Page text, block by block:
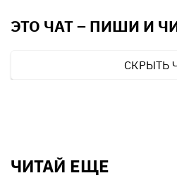
ЭТО ЧАТ – ПИШИ И
СКРЫТЬ
ЧИТАЙ ЕЩЕ